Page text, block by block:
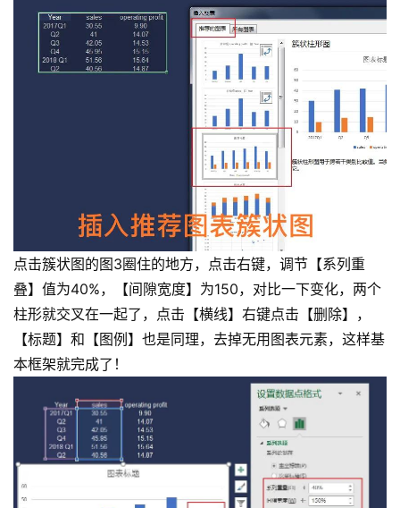
点击簇状图的图3圈住的地方，点击右键，调节【系列重
叠】值为40%，【间隙宽度】为150，对比一下变化，两个
柱形就交叉在一起了，点击【横线】右键点击【删除】，
【标题】和【图例】也是同理，去掉无用图表元素，这样基
本框架就完成了！